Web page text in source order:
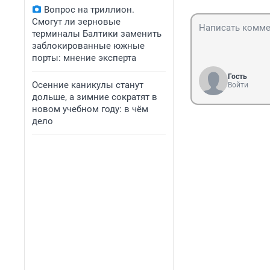
Вопрос на триллион.
Смогут ли зерновые
терминалы Балтики заменить
заблокированные южные
порты: мнение эксперта
Осенние каникулы станут
дольше, а зимние сократят в
новом учебном году: в чём
дело
Гость
Войти